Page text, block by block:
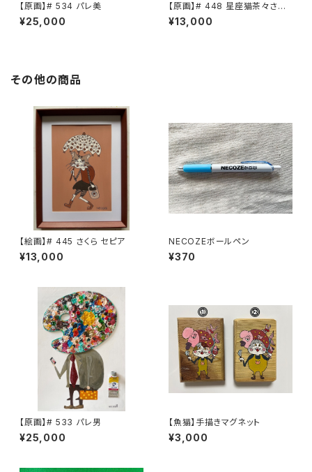
【原画】# 534 パレ美
¥25,000
【原画】# 448 星座猫茶々さん
牡羊座
¥13,000
その他の商品
【絵画】# 445 さくら セピア
¥13,000
NECOZEボールペン
¥370
【原画】# 533 パレ男
¥25,000
【魚猫】手描きマグネット
¥3,000